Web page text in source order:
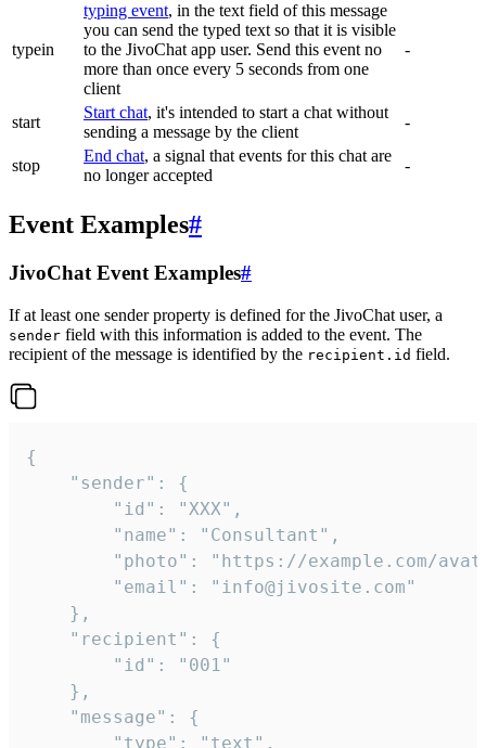
typein
typing event, in the text field of this message
you can send the typed text so that it is visible
to the JivoChat app user. Send this event no
more than once every 5 seconds from one
client
-
start
Start chat, it's intended to start a chat without
sending a message by the client
-
stop
End chat, a signal that events for this chat are
no longer accepted
-
Event Examples#
JivoChat Event Examples#
If at least one sender property is defined for the JivoChat user, a
sender field with this information is added to the event. The
recipient of the message is identified by the recipient.id field.
{